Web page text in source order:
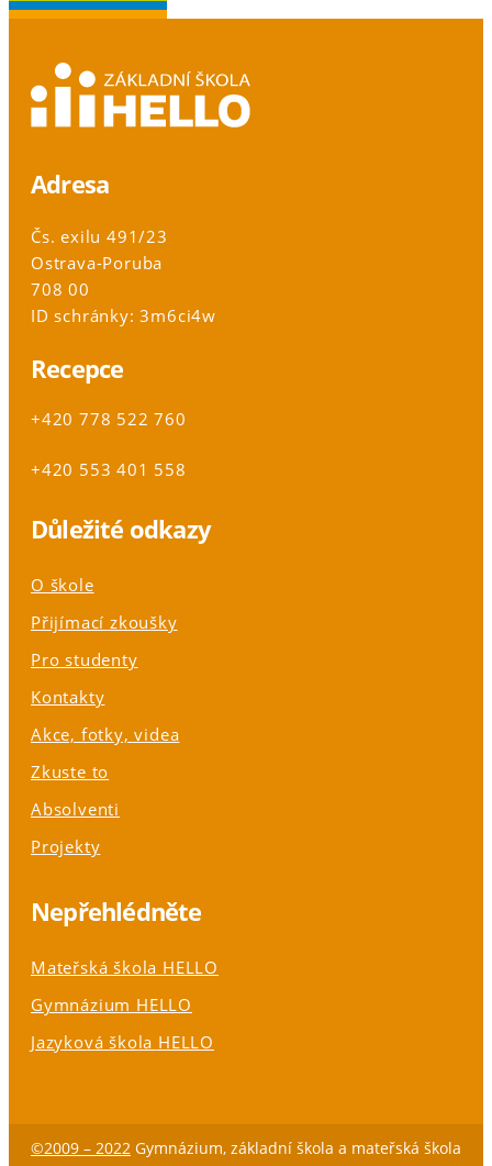
Adresa
Čs. exilu 491/23
Ostrava-Poruba
708 00
ID schránky: 3m6ci4w
Recepce
+420 778 522 760
+420 553 401 558
Důležité odkazy
O škole
Přijímací zkoušky
Pro studenty
Kontakty
Akce, fotky, videa
Zkuste to
Absolventi
Projekty
Nepřehlédněte
Mateřská škola HELLO
Gymnázium HELLO
Jazyková škola HELLO
©2009 – 2022 Gymnázium, základní škola a mateřská škola